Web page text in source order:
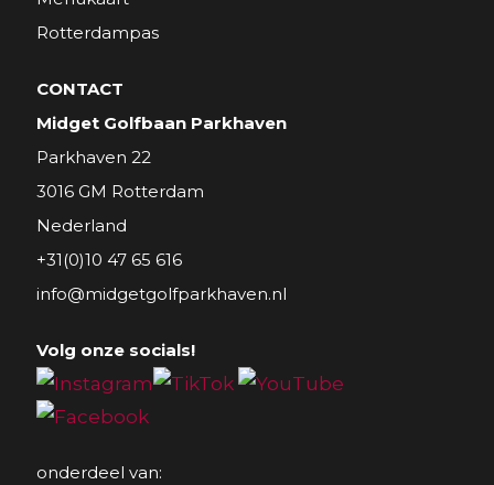
Rotterdampas
CONTACT
Midget Golfbaan Parkhaven
Parkhaven 22
3016 GM Rotterdam
Nederland
+31(0)10 47 65 616
info@midgetgolfparkhaven.nl
Volg onze socials!
onderdeel van: